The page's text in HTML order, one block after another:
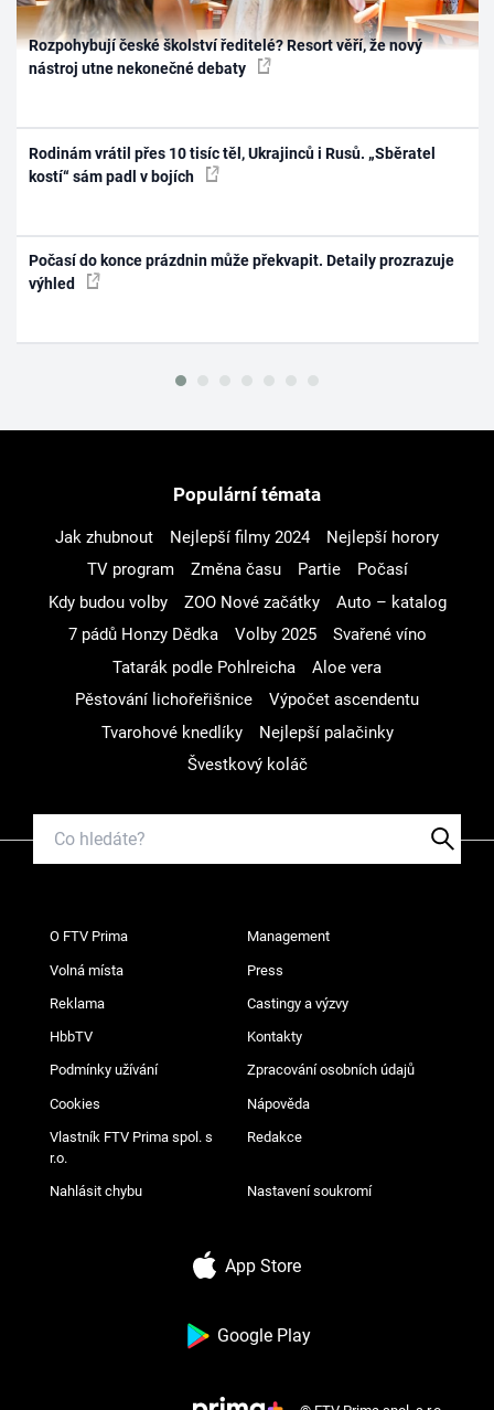
Rozpohybují české školství ředitelé? Resort věří, že nový
nástroj utne nekonečné debaty
Rodinám vrátil přes 10 tisíc těl, Ukrajinců i Rusů. „Sběratel
kostí“ sám padl v bojích
Počasí do konce prázdnin může překvapit. Detaily prozrazuje
výhled
Populární témata
Jak zhubnout Nejlepší filmy 2024
Nejlepší horory
TV program
Změna času Partie
Počasí
Kdy budou volby
ZOO Nové začátky
Auto – katalog
7 pádů Honzy Dědka
Volby 2025
Svařené víno
Tatarák podle Pohlreicha
Aloe vera
Pěstování lichořeřišnice
Výpočet ascendentu
Tvarohové knedlíky
Nejlepší palačinky
Švestkový koláč
O FTV Prima Management
Volná místa Press
Reklama Castingy a výzvy
HbbTV Kontakty
Podmínky užívání Zpracování osobních údajů
Cookies Nápověda
Vlastník FTV Prima spol. s
r.o.
Redakce
Nahlásit chybu Nastavení soukromí
App Store
Google Play